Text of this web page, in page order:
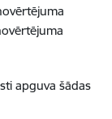
apguva šādas